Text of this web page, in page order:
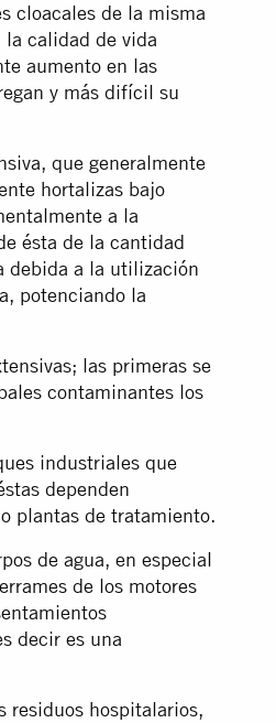
cloacales de la misma
la calidad de vida
aumento en las
y más difícil su
que generalmente
hortalizas bajo
a la
ésta de la cantidad
debida a la utilización
potenciando la
las primeras se
contaminantes los
industriales que
dependen
plantas de tratamiento.
de agua, en especial
de los motores
decir es una
residuos hospitalarios,